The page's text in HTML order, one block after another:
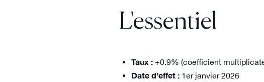
L'essentiel
Taux : +0.9% (coefficient
Date d'effet : 1er janvier 2026